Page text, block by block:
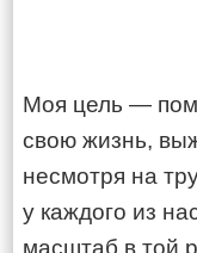
Моя цель —
свою жизнь,
несмотря на
у каждого из
масштаб в той